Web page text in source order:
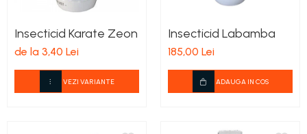
Insecticid Karate Zeon
de la 3,40 Lei
VEZI VARIANTE
Insecticid Labamba
185,00 Lei
ADAUGA IN COS